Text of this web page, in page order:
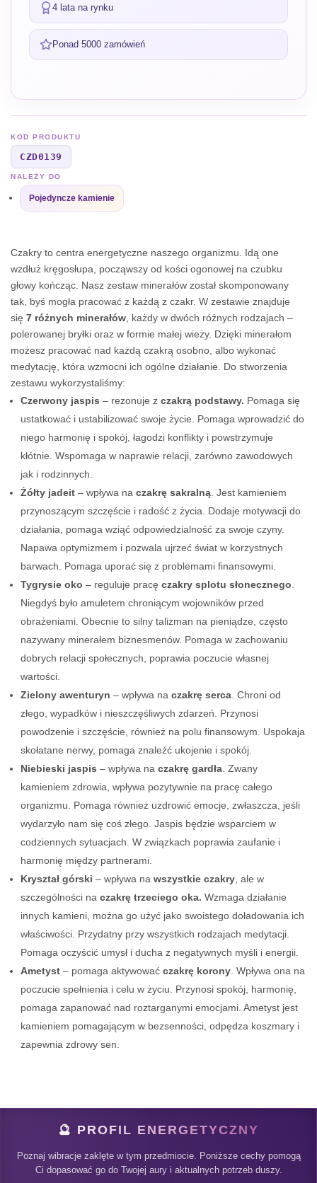
4 lata na rynku
Ponad 5000 zamówień
KOD PRODUKTU
CZD0139
NALEŻY DO
Pojedyncze kamienie
Czakry to centra energetyczne naszego organizmu. Idą one
wzdłuż kręgosłupa, począwszy od kości ogonowej na czubku
głowy kończąc. Nasz zestaw minerałów został skomponowany
tak, byś mogła pracować z każdą z czakr. W zestawie znajduje
się 7 różnych minerałów , każdy w dwóch różnych rodzajach –
polerowanej bryłki oraz w formie małej wieży. Dzięki minerałom
możesz pracować nad każdą czakrą osobno, albo wykonać
medytację, która wzmocni ich ogólne działanie. Do stworzenia
zestawu wykorzystaliśmy:
Czerwony jaspis – rezonuje z czakrą podstawy. Pomaga się
ustatkować i ustabilizować swoje życie. Pomaga wprowadzić do
niego harmonię i spokój, łagodzi konflikty i powstrzymuje
kłótnie. Wspomaga w naprawie relacji, zarówno zawodowych
jak i rodzinnych.
Żółty jadeit – wpływa na czakrę sakralną . Jest kamieniem
przynoszącym szczęście i radość z życia. Dodaje motywacji do
działania, pomaga wziąć odpowiedzialność za swoje czyny.
Napawa optymizmem i pozwala ujrzeć świat w korzystnych
barwach. Pomaga uporać się z problemami finansowymi.
Tygrysie oko – reguluje pracę czakry splotu słonecznego
Niegdyś było amuletem chroniącym wojowników przed
obrażeniami. Obecnie to silny talizman na pieniądze, często
nazywany minerałem biznesmenów. Pomaga w zachowaniu
dobrych relacji społecznych, poprawia poczucie własnej
wartości.
Zielony awenturyn – wpływa na czakrę serca . Chroni od
złego, wypadków i nieszczęśliwych zdarzeń. Przynosi
powodzenie i szczęście, również na polu finansowym. Uspokaja
skołatane nerwy, pomaga znaleźć ukojenie i spokój.
Niebieski jaspis – wpływa na czakrę gardła . Zwany
kamieniem zdrowia, wpływa pozytywnie na pracę całego
organizmu. Pomaga również uzdrowić emocje, zwłaszcza, jeśli
wydarzyło nam się coś złego. Jaspis będzie wsparciem w
codziennych sytuacjach. W związkach poprawia zaufanie i
harmonię między partnerami.
Kryształ górski – wpływa na wszystkie czakry , ale w
szczególności na czakrę trzeciego oka. Wzmaga działanie
innych kamieni, można go użyć jako swoistego doładowania ich
właściwości. Przydatny przy wszystkich rodzajach medytacji.
Pomaga oczyścić umysł i ducha z negatywnych myśli i energii.
Ametyst – pomaga aktywować czakrę korony . Wpływa ona na
poczucie spełnienia i celu w życiu. Przynosi spokój, harmonię,
pomaga zapanować nad roztarganymi emocjami. Ametyst jest
kamieniem pomagającym w bezsenności, odpędza koszmary i
zapewnia zdrowy sen.
🔮 PROFIL ENERGETYCZNY
Poznaj wibracje zaklęte w tym przedmiocie. Poniższe cechy pomogą
Ci dopasować go do Twojej aury i aktualnych potrzeb duszy.